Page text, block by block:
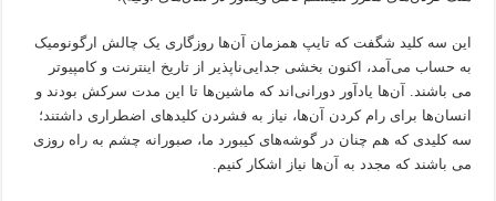
این سه کلید شگفت که تایپ همزمان آن‌ها روزگاری یک چالش ارگونومیک
به حساب می‌آمد، اکنون بخشی جدایی‌ناپذیر از تاریخ اینترنت و کامپیوتر
می باشند. آن‌ها یادآور دورانی‌اند که ماشین‌ها تا این مدت سرکش بودند و
انسان‌ها برای رام کردن آن‌ها، نیاز به فشردن کلیدهای اضطراری داشتند؛
سه کلیدی که هم چنان در گوشه‌های کیبورد ما، صبورانه چشم به راه روزی
می باشند که مجدد به آن‌ها نیاز اشکار کنیم.